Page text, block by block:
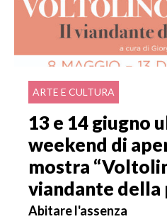
ARTE E CULTURA
13 e 14 giugno
weekend di
mostra
viandante della
Abitare l'assenza